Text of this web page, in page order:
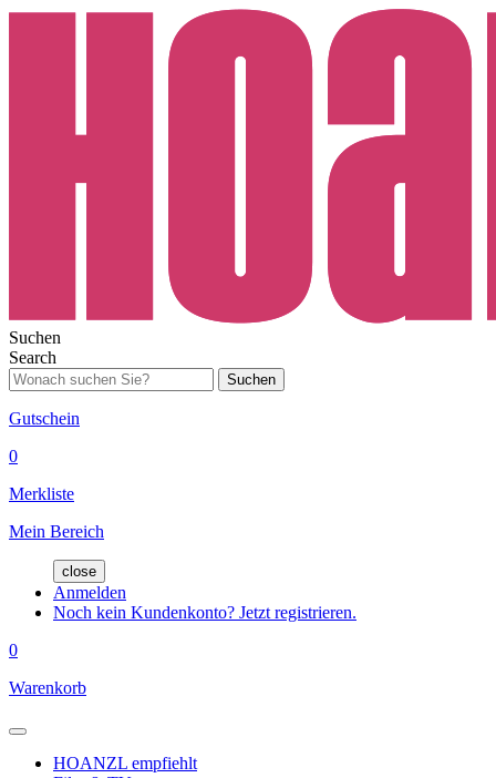
Suchen
Search
Suchen
Gutschein
0
Merkliste
Mein Bereich
close
Anmelden
Noch kein Kundenkonto? Jetzt registrieren.
0
Warenkorb
HOANZL empfiehlt